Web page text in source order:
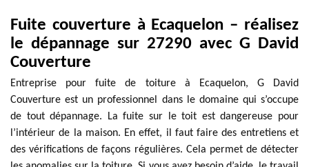
Fuite couverture à Ecaquelon – réalisez
le dépannage sur 27290 avec G David
Couverture
Entreprise pour fuite de toiture à Ecaquelon, G David
Couverture est un professionnel dans le domaine qui s’occupe
de tout dépannage. La fuite sur le toit est dangereuse pour
l’intérieur de la maison. En effet, il faut faire des entretiens et
des vérifications de façons régulières. Cela permet de détecter